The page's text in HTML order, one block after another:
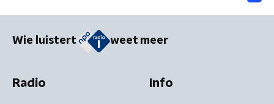
Wie luistert weet meer
Radio Info